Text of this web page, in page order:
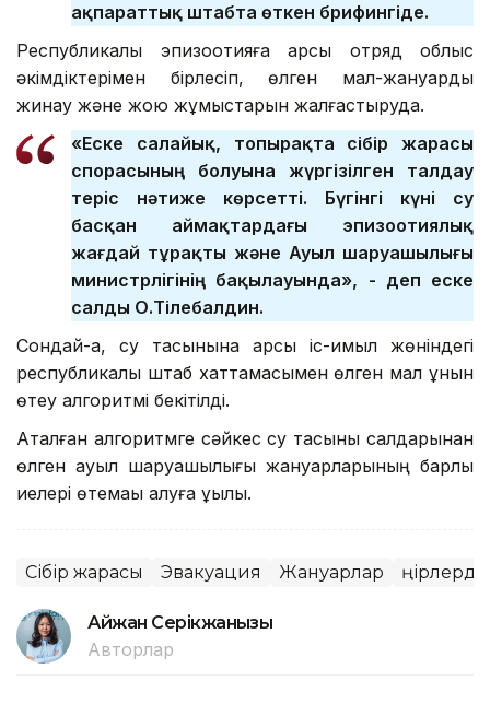
ақпараттық штабта өткен брифингіде.
Республикалық эпизоотияға қарсы отряд облыс
әкімдіктерімен бірлесіп, өлген мал-жануарды
жинау және жою жұмыстарын жалғастыруда.
«Еске салайық, топырақта сібір жарасы
спорасының болуына жүргізілген талдау
теріс нәтиже көрсетті. Бүгінгі күні су
басқан аймақтардағы эпизоотиялық
жағдай тұрақты және Ауыл шаруашылығы
министрлігінің бақылауында», - деп еске
салды О.Тілебалдин.
Сондай-ақ, су тасқынына қарсы іс-қимыл жөніндегі
республикалық штаб хаттамасымен өлген мал құнын
өтеу алгоритмі бекітілді.
Аталған алгоритмге сәйкес су тасқыны салдарынан
өлген ауыл шаруашылығы жануарларының барлық
иелері өтемақы алуға құқылы.
Сібір жарасы Эвакуация Жануарлар
Айжан Серікжанқызы
Авторлар